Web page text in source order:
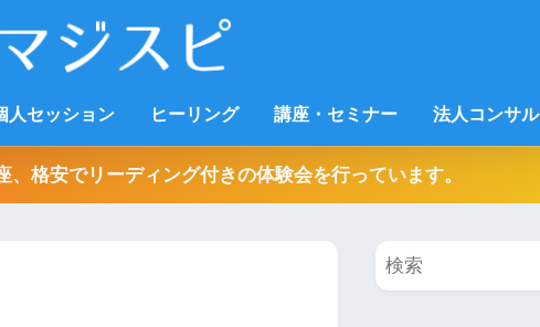
人セッション ヒーリング 講座・セミナー 法人コンサル
格安でリーディング付きの体験会を行っています。